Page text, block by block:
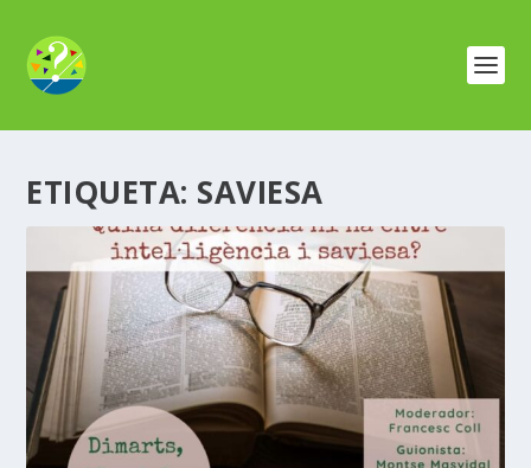
ETIQUETA: SAVIESA